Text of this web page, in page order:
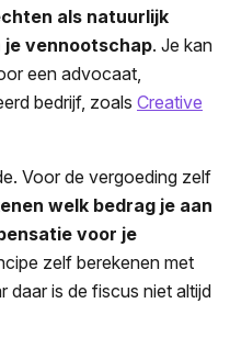
als natuurlijk
je vennootschap. Je kan
een advocaat,
bedrijf, zoals Creative
Voor de vergoeding zelf
welk bedrag je aan
voor je
zelf berekenen met
daar is de fiscus niet altijd